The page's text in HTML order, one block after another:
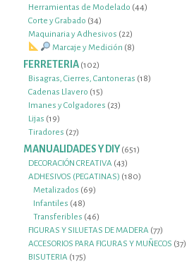
productos
Herramientas de Modelado 4444
Corte y Grabado 3434
productos
Maquinaria y Adhesivos 2222
productos
Marcaje y Medición 88
FERRETERIA 102102
productos
Bisagras, Cierres, Cantoneras 1818
Cadenas Llavero 1515
productos
Imanes y Colgadores 2323
Lijas 1919
productos
Tiradores 2727
productos
MANUALIDADES Y DIY 651651
DECORACIÓN CREATIVA 4343
productos
ADHESIVOS (PEGATINAS) 180180
Metalizados 6969
Infantiles 4848
productos
Transferibles 4646
productos
FIGURAS Y SILUETAS DE MADERA 7777
productos
ACCESORIOS PARA FIGURAS Y MUÑECOS 3737
BISUTERIA 175175